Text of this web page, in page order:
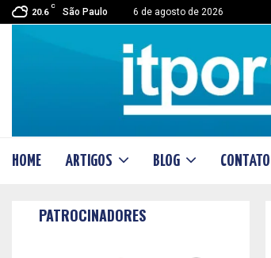
20.6
C
São Paulo 6 de agosto de 2026
HOME ARTIGOS BLOG CONTATO
PATROCINADORES